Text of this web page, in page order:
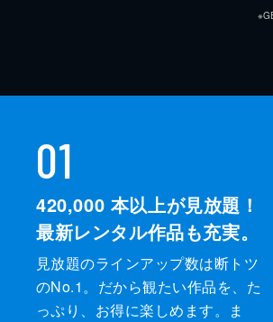
01
420,000 本以上が見放題！
最新レンタル作品も充実。
見放題のラインアップ数は断トツ
のNo.1。だから観たい作品を、た
っぷり、お得に楽しめます。ま